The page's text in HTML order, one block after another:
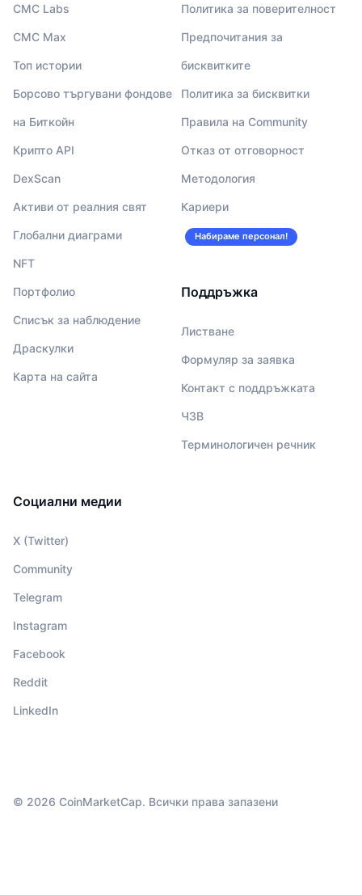
CMC Labs
CMC Max
Топ истории
Борсово търгувани фондове
на Биткойн
Крипто API
DexScan
Активи от реалния свят
Глобални диаграми
NFT
Портфолио
Списък за наблюдение
Драскулки
Карта на сайта
Политика за поверителност
Предпочитания за
бисквитките
Политика за бисквитки
Правила на Community
Отказ от отговорност
Методология
Кариери
Набираме персонал!
Поддръжка
Листване
Формуляр за заявка
Контакт с поддръжката
ЧЗВ
Терминологичен речник
Социални медии
X (Twitter)
Community
Telegram
Instagram
Facebook
Reddit
LinkedIn
© 2026 CoinMarketCap. Всички права запазени